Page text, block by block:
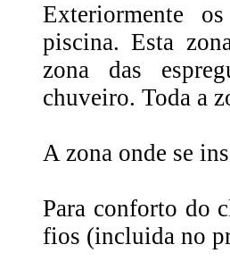
Exteriormente
piscina. Esta
zona das
chuveiro. Toda a
A zona onde se
Para conforto do
fios (incluida no